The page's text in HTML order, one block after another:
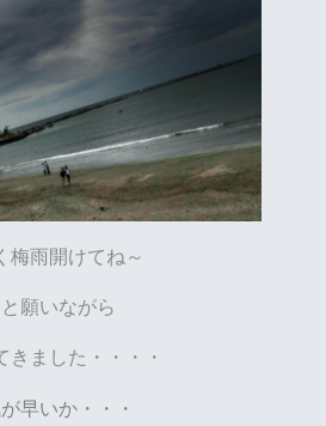
梅雨開けてね～
と願いながら
きました・・・・
早いか・・・